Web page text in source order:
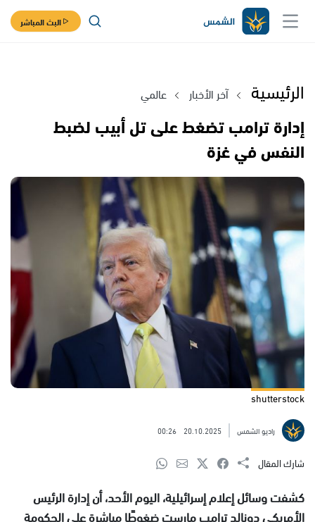
البث المباشر
الرئيسية آخر الأخبار عالمي
إدارة ترامب تضغط على تل أبيب لضبط
النفس في غزة
shutterstock
راديو الشمس 20.10.2025
00:26
شارك المقال
كشفت وسائل إعلام إسرائيلية، اليوم الأحد، أن إدارة الرئيس
الأمريكي دونالد ترامب مارست ضغوطًا مباشرة على الحكومة